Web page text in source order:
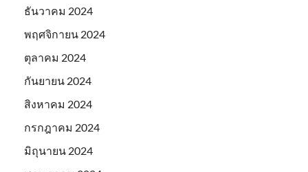
ธันวาคม 2024
พฤศจิกายน 2024
ตุลาคม 2024
กันยายน 2024
สิงหาคม 2024
กรกฎาคม 2024
มิถุนายน 2024